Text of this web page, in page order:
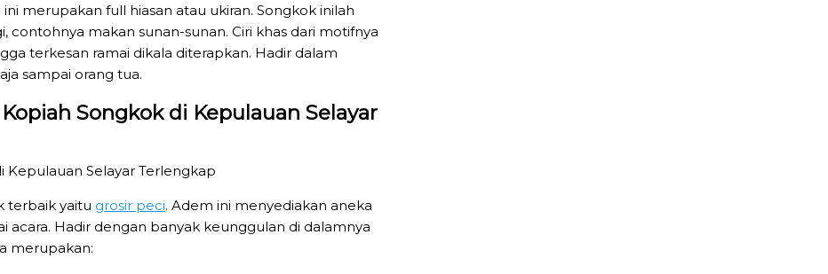
merupakan full hiasan atau ukiran. Songkok inilah
makan sunan-sunan. Ciri khas dari motifnya
terkesan ramai dikala diterapkan. Hadir dalam
sampai orang tua.
Songkok di Kepulauan Selayar
terbaik yaitu grosir peci. Adem ini menyediakan aneka
Hadir dengan banyak keunggulan di dalamnya
merupakan: